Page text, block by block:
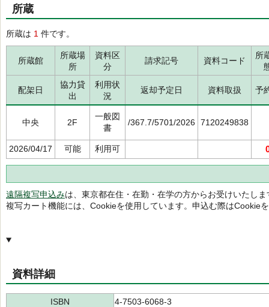
所蔵
所蔵は 1 件です。
所蔵館
所蔵場
所
資料区
分
請求記号 資料コード
所
配架日
協力貸
出
利用状
況
返却予定日 資料取扱 予
中央 2F
一般図
書
/367.7/5701/2026 7120249838
2026/04/17 可能 利用可
遠隔複写申込みは、東京都在住・在勤・在学の方からお受けいたしま
複写カート機能には、Cookieを使用しています。申込む際はCookie
資料詳細
ISBN
4-7503-6068-3